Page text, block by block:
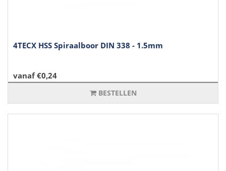
4TECX HSS Spiraalboor DIN 338 - 1.5mm
vanaf €0,24
BESTELLEN